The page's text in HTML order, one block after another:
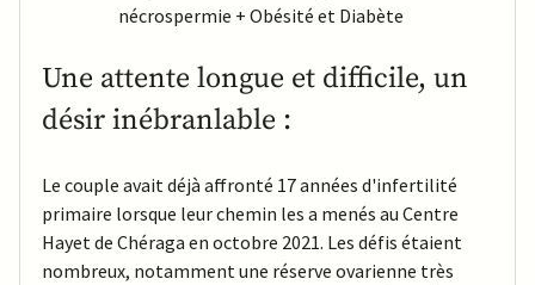
nécrospermie + Obésité et Diabète
Une attente longue et difficile, un
désir inébranlable :
Le couple avait déjà affronté 17 années d'infertilité
primaire lorsque leur chemin les a menés au Centre
Hayet de Chéraga en octobre 2021. Les défis étaient
nombreux, notamment une réserve ovarienne très